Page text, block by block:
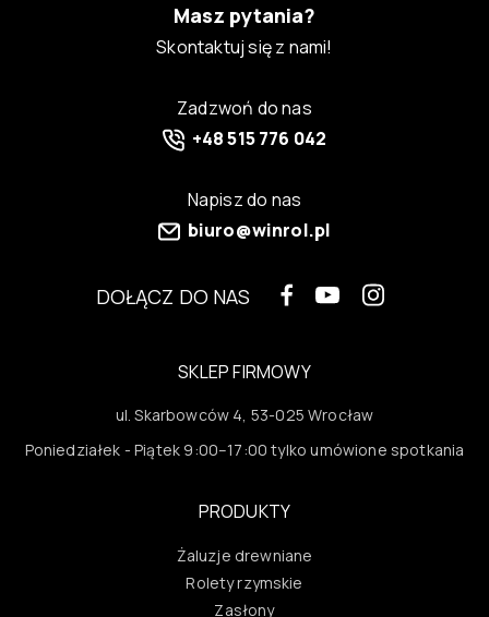
Masz pytania?
Skontaktuj się z nami!
Zadzwoń do nas
+48 515 776 042
Napisz do nas
biuro@winrol.pl
DOŁĄCZ DO NAS
SKLEP FIRMOWY
ul. Skarbowców 4, 53-025 Wrocław
Poniedziałek - Piątek 9:00–17:00 tylko umówione spotkania
PRODUKTY
Żaluzje drewniane
Rolety rzymskie
Zasłony